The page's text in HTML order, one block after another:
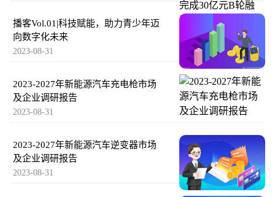
播客Vol.01|科技赋能，助力青少年迈
向数字化未来
2023-08-31
2023-2027年新能源汽车充电枪市场
及企业调研报告
2023-08-31
2023-2027年新能源汽车逆变器市场
及企业调研报告
2023-08-31